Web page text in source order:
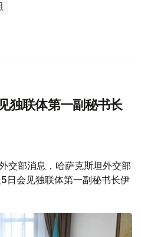
独联体第一副秘书长
交部消息，哈萨克斯坦外交部
日会见独联体第一副秘书长伊